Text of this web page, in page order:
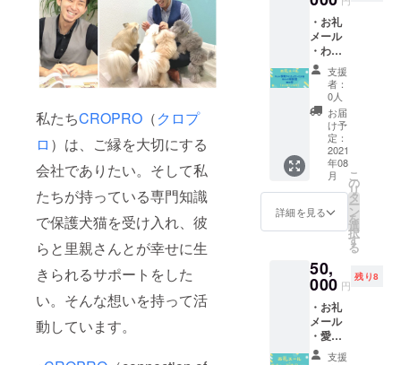
私たちCROPRO （クロプ
ロ ）は、ご縁を大切にする
会社でありたい。そして私
たちが持っている専門知識
で保護犬猫を受け入れ、彼
らと里親さんとが幸せに生
きられるサポートをした
い。そんな想いを持って活
動しています。
チーズ/
豆乳ク
リーム/
豆乳/
ヨーグ
ルト/ゼ
ラチン/
きな粉/
オリー
ブオイ
ル/甘酒/
米粉/
米っ粉/
卵/じゃ
がいも/
紅麹)
※2021
年8月～
2022年
7月の間
の愛犬
のお誕
・お礼
メール
・わん
こ相談
室30分
（オン
ライン
も可）
ペット
保険ア
ドバイ
ザー
が、
ペット
と暮ら
す上で
に困っ
たこと
や保険
につい
て知り
たいこ
とにつ
支援
者：
0人
お届
け予
定：
2021
年08
月
詳細を見る
こ
の
リ
タ
ー
ン
を
選
択
す
る
50,
000 円
残り8
・お礼
メール
・愛犬
お誕生
支援